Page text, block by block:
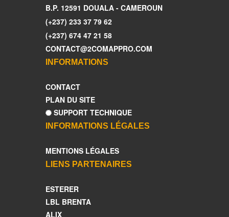
B.P. 12591 DOUALA - CAMEROUN
(+237) 233 37 79 62
(+237) 674 47 21 58
CONTACT@2COMAPPRO.COM
INFORMATIONS
CONTACT
PLAN DU SITE
SUPPORT TECHNIQUE
INFORMATIONS LÉGALES
MENTIONS LÉGALES
LIENS PARTENAIRES
ESTERER
LBL BRENTA
ALIX